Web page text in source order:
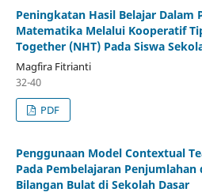
Peningkatan Hasil Belajar Dalam
Matematika Melalui Kooperatif
Together (NHT) Pada Siswa
Magfira Fitrianti
32-40
PDF
Penggunaan Model Contextual
Pada Pembelajaran Penjumlahan
Bilangan Bulat di Sekolah Dasar